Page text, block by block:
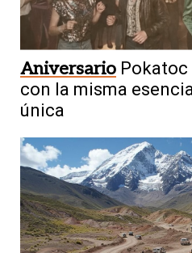
Aniversario Pokatoc
con la misma
única